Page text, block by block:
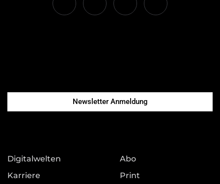
Newsletter Anmeldung
Digitalwelten
Karriere
Abo
Print